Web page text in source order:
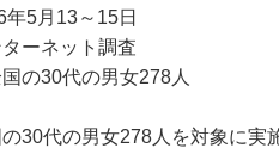
5月13～15日
ーネット調査
の30代の男女278人
30代の男女278人を対象に実